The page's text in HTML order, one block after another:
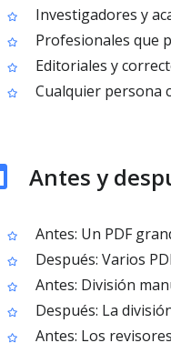
Investigadores y
Profesionales que
Editoriales y
Cualquier persona
Antes y
Antes: Un PDF
Después: Varios
Antes: División
Después: La
Antes: Los